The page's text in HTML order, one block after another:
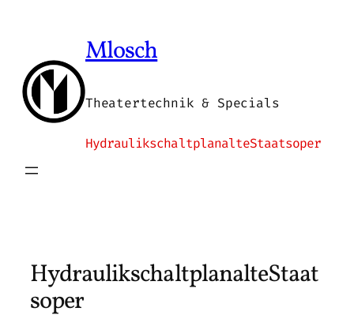
Mlosch
Theatertechnik & Specials
HydraulikschaltplanalteStaatsoper
HydraulikschaltplanalteStaat
soper